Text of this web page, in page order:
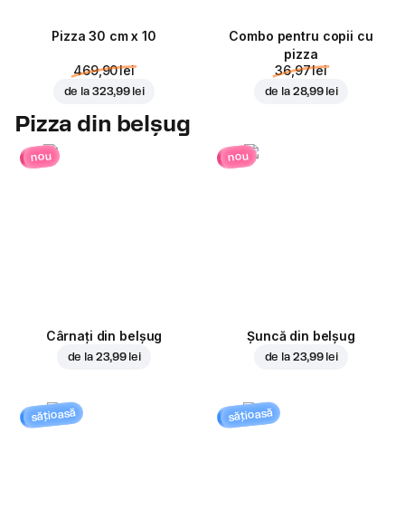
Pizza 30 cm x 10
469,90 lei
de la 323,99 lei
Combo pentru copii cu
pizza
36,97 lei
de la 28,99 lei
Pizza din belșug
nou
Cârnați din belșug
de la 23,99 lei
nou
Șuncă din belșug
de la 23,99 lei
sățioasă sățioasă